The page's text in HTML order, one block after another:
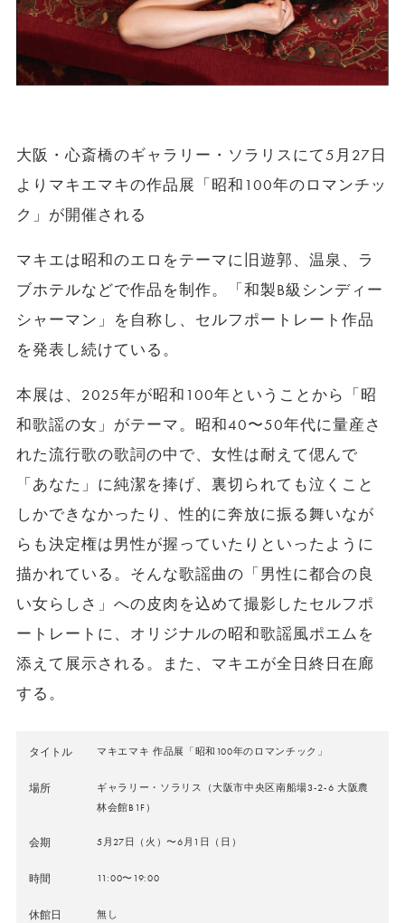
大阪・心斎橋のギャラリー・ソラリスにて5月27日
よりマキエマキの作品展「昭和100年のロマンチッ
ク」が開催される
マキエは昭和のエロをテーマに旧遊郭、温泉、ラ
ブホテルなどで作品を制作。「和製B級シンディー
シャーマン」を自称し、セルフポートレート作品
を発表し続けている。
本展は、2025年が昭和100年ということから「昭
和歌謡の女」がテーマ。昭和40〜50年代に量産さ
れた流行歌の歌詞の中で、女性は耐えて偲んで
「あなた」に純潔を捧げ、裏切られても泣くこと
しかできなかったり、性的に奔放に振る舞いなが
らも決定権は男性が握っていたりといったように
描かれている。そんな歌謡曲の「男性に都合の良
い女らしさ」への皮肉を込めて撮影したセルフポ
ートレートに、オリジナルの昭和歌謡風ポエムを
添えて展示される。また、マキエが全日終日在廊
する。
タイトル マキエマキ 作品展「昭和100年のロマンチック」
場所
ギャラリー・ソラリス（大阪市中央区南船場3-2-6 大阪農
林会館B1F）
会期 5月27日（火）〜6月1日（日）
時間 11:00〜19:00
休館日 無し